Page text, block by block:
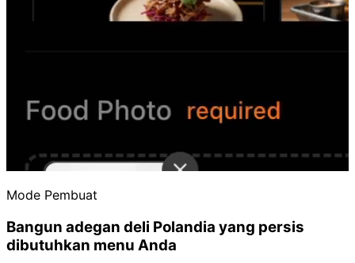
Mode Pembuat
Bangun adegan deli Polandia yang persis
dibutuhkan menu Anda